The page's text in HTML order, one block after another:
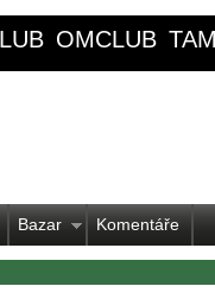
OMCLUB
Bazar Komentáře